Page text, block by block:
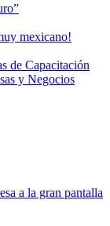
mexicano!
de Capacitación
y Negocios
a la gran pantalla